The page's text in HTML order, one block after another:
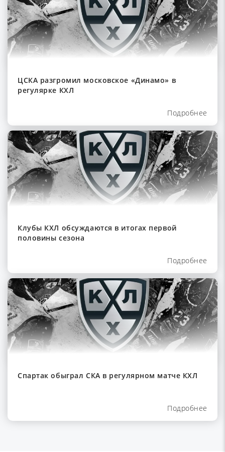
ЦСКА разгромил московское «Динамо» в
регулярке КХЛ
Подробнее
Клубы КХЛ обсуждаются в итогах первой
половины сезона
Подробнее
Спартак обыграл СКА в регулярном матче КХЛ
Подробнее